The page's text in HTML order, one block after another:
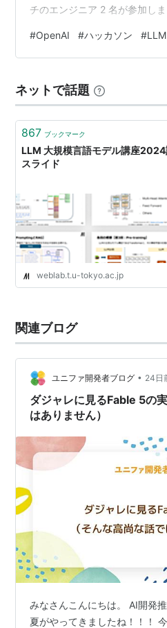
チのエンジニア 2 名が参加し
一の条件というハッカソンでし
加したチームが見事優勝！ AI
で得た学びを、インタビュー
浩平 (写真左) AI Ce…
#OpenAI #ハッカソン #
ネットで話題
867 ブックマーク
LLM 大規模言語モデル講座
スライド
weblab.t.u-tokyo.ac.jp
関連ブログ
ユニファ開発者ブログ • 24日
ダジャレに見るFable 5の
はありません）
みなさんこんにちは。 AI開発
夏がやってきましたね！！！